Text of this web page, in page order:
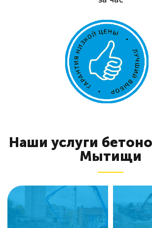
Наши услуги
Мытищи